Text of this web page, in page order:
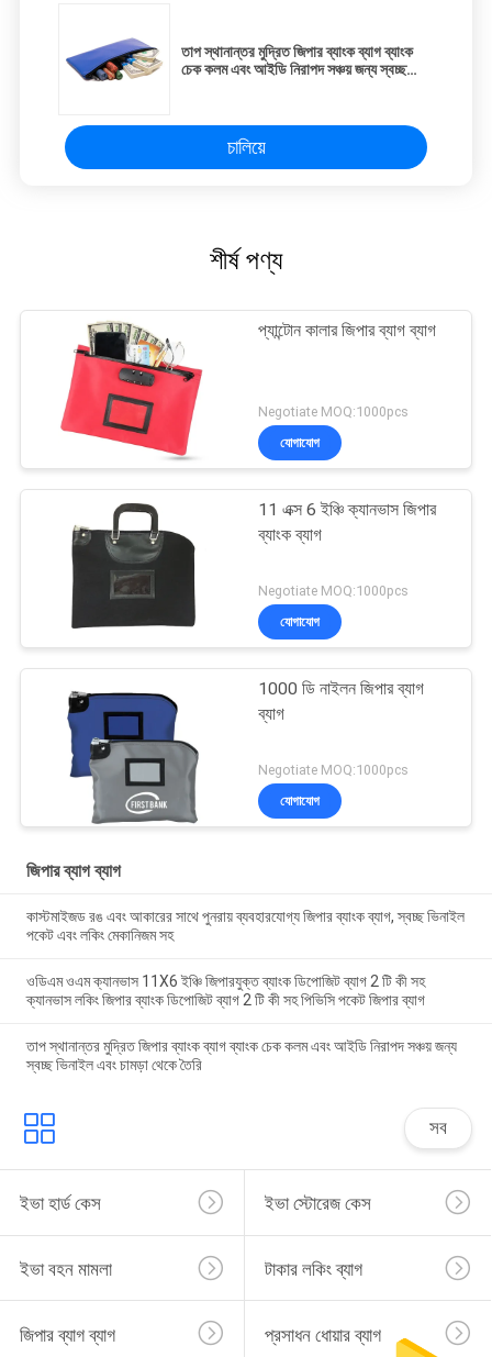
তাপ স্থানান্তর মুদ্রিত জিপার ব্যাংক ব্যাগ ব্যাংক
চেক কলম এবং আইডি নিরাপদ সঞ্চয় জন্য স্বচ্ছ
চালিয়ে
শীর্ষ পণ্য
প্যান্টোন কালার জিপার ব্যাগ ব্যাগ
Negotiate MOQ:1000pcs
যোগাযোগ
11 এক্স 6 ইঞ্চি ক্যানভাস জিপার
ব্যাংক ব্যাগ
Negotiate MOQ:1000pcs
যোগাযোগ
1000 ডি নাইলন জিপার ব্যাগ
ব্যাগ
Negotiate MOQ:1000pcs
যোগাযোগ
জিপার ব্যাগ ব্যাগ
কাস্টমাইজড রঙ এবং আকারের সাথে পুনরায় ব্যবহারযোগ্য জিপার ব্যাংক ব্যাগ, স্বচ্ছ ভিনাইল
পকেট এবং লকিং মেকানিজম সহ
ওডিএম ওএম ক্যানভাস 11X6 ইঞ্চি জিপারযুক্ত ব্যাংক ডিপোজিট ব্যাগ 2 টি কী সহ
ক্যানভাস লকিং জিপার ব্যাংক ডিপোজিট ব্যাগ 2 টি কী সহ পিভিসি পকেট জিপার ব্যাগ
তাপ স্থানান্তর মুদ্রিত জিপার ব্যাংক ব্যাগ ব্যাংক চেক কলম এবং আইডি নিরাপদ সঞ্চয় জন্য
স্বচ্ছ ভিনাইল এবং চামড়া থেকে তৈরি
সব
ইভা হার্ড কেস ইভা স্টোরেজ কেস
ইভা বহন মামলা টাকার লকিং ব্যাগ
জিপার ব্যাগ ব্যাগ প্রসাধন ধোয়ার ব্যাগ